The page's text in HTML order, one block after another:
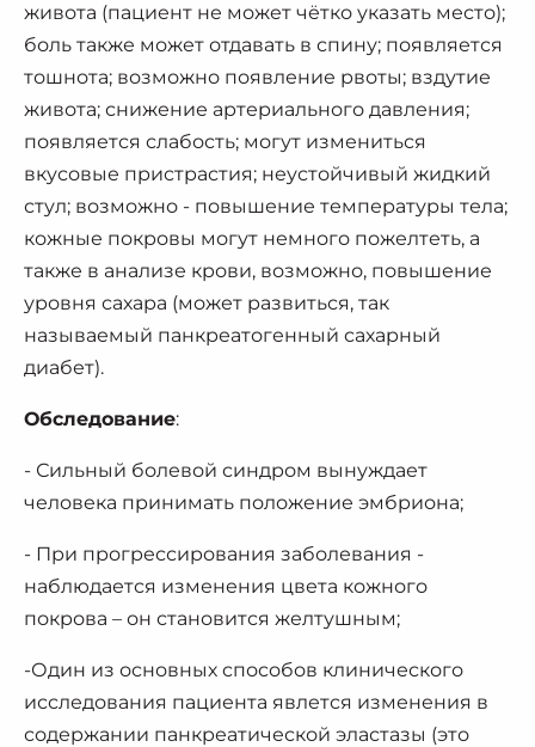
живота (пациент не может чётко указать место);
боль также может отдавать в спину; появляется
тошнота; возможно появление рвоты; вздутие
живота; снижение артериального давления;
появляется слабость; могут измениться
вкусовые пристрастия; неустойчивый жидкий
стул; возможно - повышение температуры тела;
кожные покровы могут немного пожелтеть, а
также в анализе крови, возможно, повышение
уровня сахара (может развиться, так
называемый панкреатогенный сахарный
диабет).
Обследование:
- Сильный болевой синдром вынуждает
человека принимать положение эмбриона;
- При прогрессирования заболевания -
наблюдается изменения цвета кожного
покрова – он становится желтушным;
-Один из основных способов клинического
исследования пациента явлется изменения в
содержании панкреатической эластазы (это